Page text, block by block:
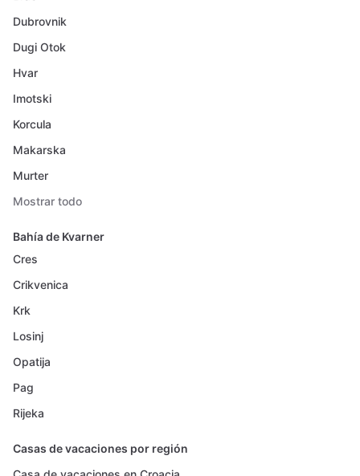
Dubrovnik
Dugi Otok
Hvar
Imotski
Korcula
Makarska
Murter
Mostrar todo
Bahía de Kvarner
Cres
Crikvenica
Krk
Losinj
Opatija
Pag
Rijeka
Casas de vacaciones por región